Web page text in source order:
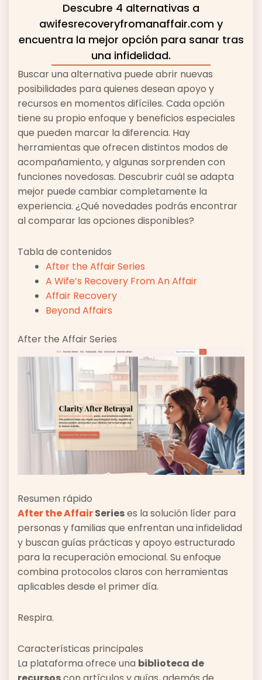
Descubre 4 alternativas a
awifesrecoveryfromanaffair.com y
encuentra la mejor opción para sanar tras
una infidelidad.
Buscar una alternativa puede abrir nuevas
posibilidades para quienes desean apoyo y
recursos en momentos difíciles. Cada opción
tiene su propio enfoque y beneficios especiales
que pueden marcar la diferencia. Hay
herramientas que ofrecen distintos modos de
acompañamiento, y algunas sorprenden con
funciones novedosas. Descubrir cuál se adapta
mejor puede cambiar completamente la
experiencia. ¿Qué novedades podrás encontrar
al comparar las opciones disponibles?
Tabla de contenidos
After the Affair Series
A Wife’s Recovery From An Affair
Affair Recovery
Beyond Affairs
After the Affair Series
Resumen rápido
After the AffairSerieses la solución líder para
personas y familias que enfrentan una infidelidad
y buscan guías prácticas y apoyo estructurado
para la recuperación emocional. Su enfoque
combina protocolos claros con herramientas
aplicables desde el primer día.
Respira.
Características principales
La plataforma ofrece una biblioteca de